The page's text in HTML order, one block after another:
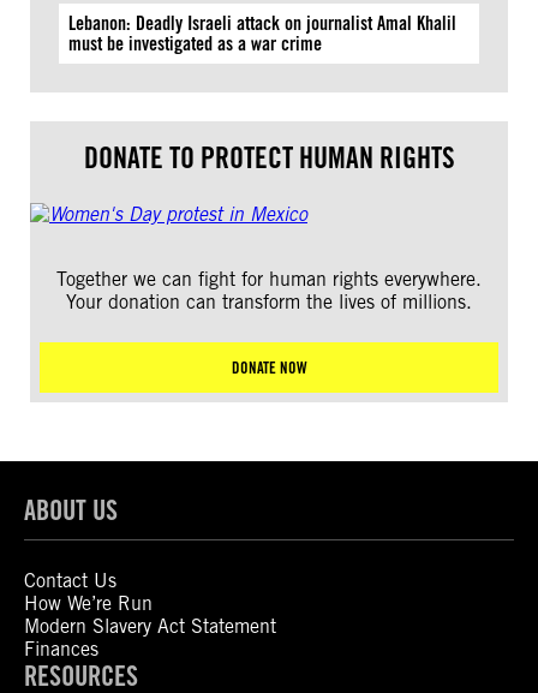
Lebanon: Deadly Israeli attack on journalist Amal Khalil
must be investigated as a war crime
DONATE TO PROTECT HUMAN RIGHTS
Together we can fight for human rights everywhere.
Your donation can transform the lives of millions.
DONATE NOW
ABOUT US
Contact Us
How We’re Run
Modern Slavery Act Statement
Finances
RESOURCES